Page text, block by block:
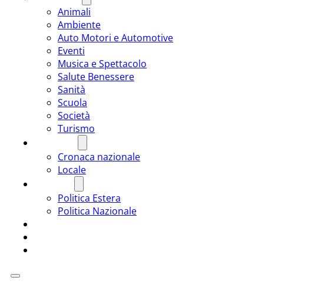
Animali
Ambiente
Auto Motori e Automotive
Eventi
Musica e Spettacolo
Salute Benessere
Sanità
Scuola
Società
Turismo
Cronaca nazionale
Locale
Politica Estera
Politica Nazionale